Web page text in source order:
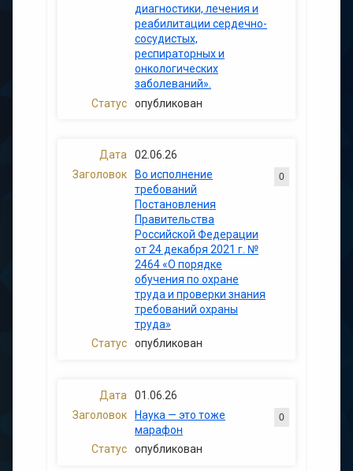
диагностики, лечения и
реабилитации сердечно-
сосудистых,
респираторных и
онкологических
заболеваний».
опубликован
02.06.26
Во исполнение
требований
Постановления
Правительства
Российской Федерации
от 24 декабря 2021 г. №
2464 «О порядке
обучения по охране
труда и проверки знания
требований охраны
труда»
0
опубликован
01.06.26
Наука — это тоже
марафон
0
опубликован